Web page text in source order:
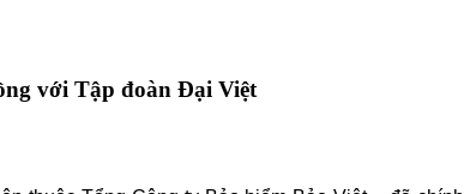
với Tập đoàn Đại Việt